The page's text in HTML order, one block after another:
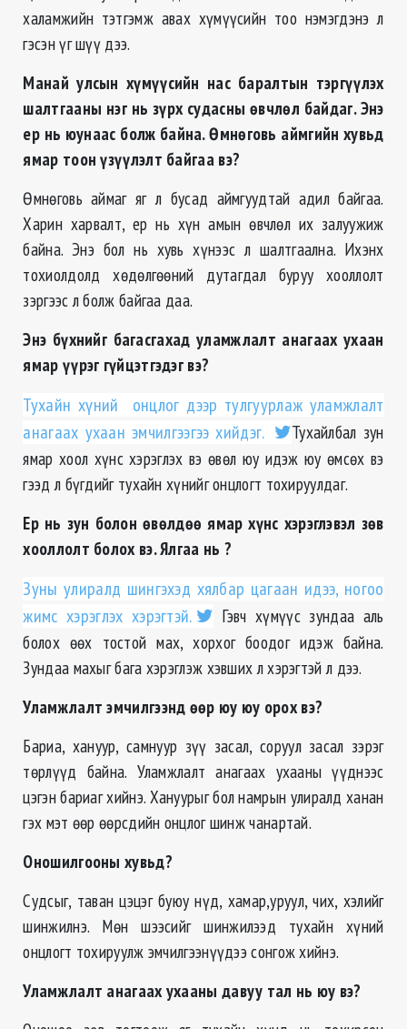
халамжийн тэтгэмж авах хүмүүсийн тоо нэмэгдэнэ л
гэсэн үг шүү дээ.
Манай улсын хүмүүсийн нас баралтын тэргүүлэх
шалтгааны нэг нь зүрх судасны өвчлөл байдаг. Энэ
ер нь юунаас болж байна. Өмнөговь аймгийн хувьд
ямар тоон үзүүлэлт байгаа вэ?
Өмнөговь аймаг яг л бусад аймгуудтай адил байгаа.
Харин харвалт, ер нь хүн амын өвчлөл их залуужиж
байна. Энэ бол нь хувь хүнээс л шалтгаална. Ихэнх
тохиолдолд хөдөлгөөний дутагдал буруу хооллолт
зэргээс л болж байгаа даа.
Энэ бүхнийг багасгахад уламжлалт анагаах ухаан
ямар үүрэг гүйцэтгэдэг вэ?
Тухайн хүний онцлог дээр тулгуурлаж уламжлалт
анагаах ухаан эмчилгээгээ хийдэг.
Тухайлбал зун
ямар хоол хүнс хэрэглэх вэ өвөл юу идэж юу өмсөх вэ
гээд л бүгдийг тухайн хүнийг онцлогт тохируулдаг.
Ер нь зун болон өвөлдөө ямар хүнс хэрэглэвэл зөв
хооллолт болох вэ. Ялгаа нь ?
Зуны улиралд шингэхэд хялбар цагаан идээ, ногоо
жимс хэрэглэх хэрэгтэй.
Гэвч хүмүүс зундаа аль
болох өөх тостой мах, хорхог боодог идэж байна.
Зундаа махыг бага хэрэглэж хэвших л хэрэгтэй л дээ.
Уламжлалт эмчилгээнд өөр юу юу орох вэ?
Бариа, хануур, самнуур зүү засал, соруул засал зэрэг
төрлүүд байна. Уламжлалт анагаах ухааны үүднээс
цэгэн бариаг хийнэ. Хануурыг бол намрын улиралд ханан
гэх мэт өөр өөрсдийн онцлог шинж чанартай.
Оношилгооны хувьд?
Судсыг, таван цэцэг буюу нүд, хамар,уруул, чих, хэлийг
шинжилнэ. Мөн шээсийг шинжилээд тухайн хүний
онцлогт тохируулж эмчилгээнүүдээ сонгож хийнэ.
Уламжлалт анагаах ухааны давуу тал нь юу вэ?